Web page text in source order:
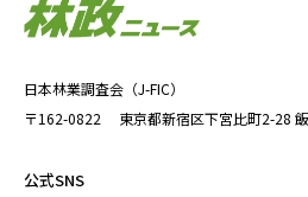
日本林業調査会（J-FIC）
〒162-0822
東京都新宿区下宮比町2-28
公式SNS